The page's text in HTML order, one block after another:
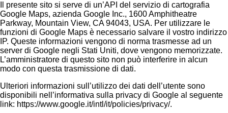
Il presente sito si serve di un’API del servizio di cartografia
Google Maps, azienda Google Inc., 1600 Amphitheatre
Parkway, Mountain View, CA 94043, USA. Per utilizzare le
funzioni di Google Maps è necessario salvare il vostro indirizzo
IP. Queste informazioni vengono di norma trasmesse ad un
server di Google negli Stati Uniti, dove vengono memorizzate.
L’amministratore di questo sito non può interferire in alcun
modo con questa trasmissione di dati.
Ulteriori informazioni sull’utilizzo dei dati dell’utente sono
disponibili nell’informativa sulla privacy di Google al seguente
link: https://www.google.it/intl/it/policies/privacy/.